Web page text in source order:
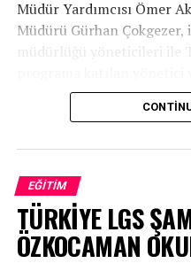
Müdür Yardımcısı Ömer
Müdürü Gürhan
müdürlüğü yöneticileri ile
27-31 Temmuz 2026
Mesleki ve Teknik
Yaz etkinlikleri
programlarıyla
mirasını yakından tanıma
ilk başkenti olan
yerinde inceleyen
eğitim süreçlerine
EĞITIM
TÜRKİYE LGS
ÖZKOCAMAN